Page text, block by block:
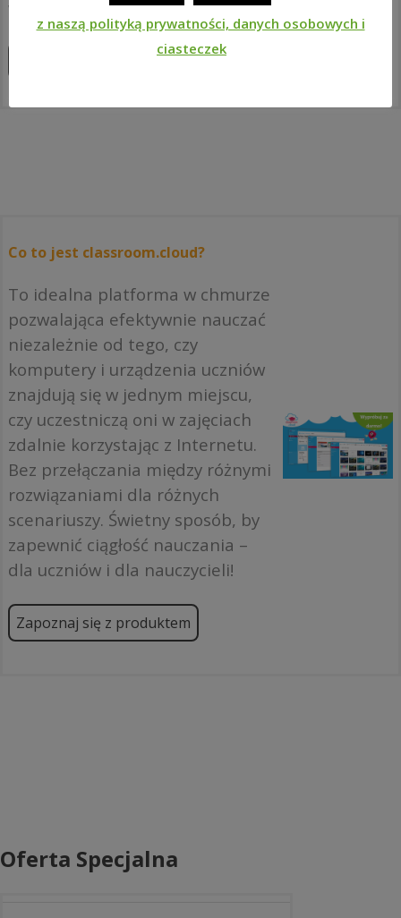
wyposażenia ICT.
Zapoznaj się z produktami
Co to jest classroom.cloud?
To idealna platforma w chmurze
pozwalająca efektywnie nauczać
niezależnie od tego, czy
komputery i urządzenia uczniów
znajdują się w jednym miejscu,
czy uczestniczą oni w zajęciach
zdalnie korzystając z Internetu.
Bez przełączania między różnymi
rozwiązaniami dla różnych
scenariuszy. Świetny sposób, by
zapewnić ciągłość nauczania –
dla uczniów i dla nauczycieli!
Zapoznaj się z produktem
Oferta Specjalna
z naszą polityką prywatności, danych osobowych i
ciasteczek